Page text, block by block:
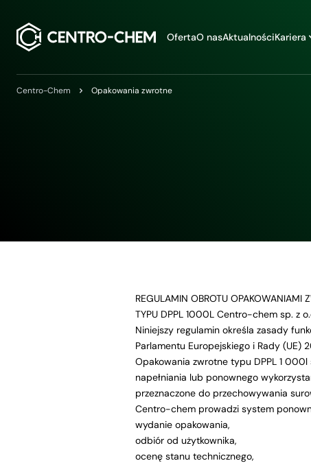
OfertaO nasAktualnościKariera
Centro-Chem Opakowania zwrotne
REGULAMIN OBROTU OPAKOWANIAMI
TYPU DPPL 1000L Centro-chem sp. z
Niniejszy regulamin określa zasady
Parlamentu Europejskiego i Rady (UE)
Opakowania zwrotne typu DPPL 1
napełniania lub ponownego
przeznaczone do przechowywania
Centro-chem prowadzi system
wydanie opakowania,
odbiór od użytkownika,
ocenę stanu technicznego,